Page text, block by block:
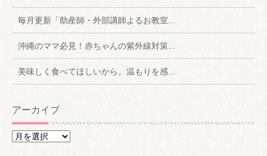
毎月更新「助産師・外部講師よるお教室...
沖縄のママ必見！赤ちゃんの紫外線対策...
美味しく食べてほしいから。温もりを感...
アーカイブ
ア